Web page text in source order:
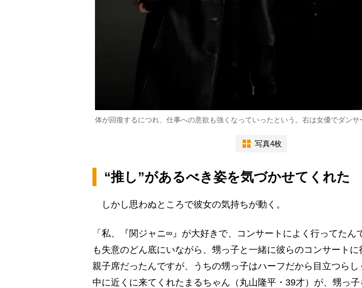
体が回復するにつれ、仕事への意欲も強くなっていったという。右は女優でダンサ
写真4枚
“推し”があるべき姿を気づかせてくれた
しかし思わぬところで彼女の気持ちが動く。
「私、『関ジャニ∞』が大好きで、コンサートによく行ってたん
も失意のどん底にいながら、甥っ子と一緒に彼らのコンサートに
親子席だったんですが、うちの甥っ子はハーフだから目立つらし
中に近くに来てくれたまるちゃん（丸山隆平・39才）が、甥っ